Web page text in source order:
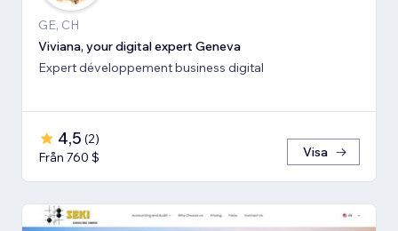
GE, CH
Viviana, your digital expert Geneva
Expert développement business digital
4,5 (2)
Från 760 $
Visa